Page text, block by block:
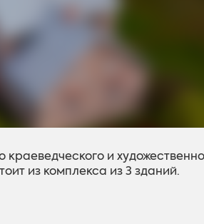
и
из комплекса из 3 зданий.